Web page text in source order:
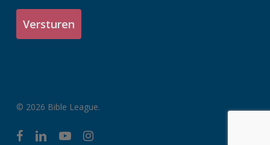
© 2026 Bible League.
facebooklinkedinyoutubeinstagram